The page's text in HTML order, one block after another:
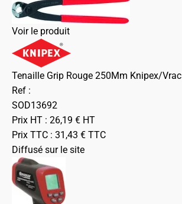
Voir le produit
Tenaille Grip Rouge 250Mm Knipex/Vrac
Ref :
SOD13692
Prix HT : 26,19 € HT
Prix TTC : 31,43 € TTC
Diffusé sur le site